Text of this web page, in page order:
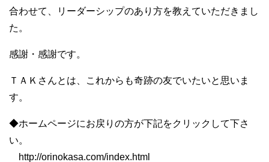
合わせて、リーダーシップのあり方を教えていただきまし
た。
感謝・感謝です。
ＴＡＫさんとは、これからも奇跡の友でいたいと思いま
す。
◆ホームページにお戻りの方が下記をクリックして下さ
い。
http://orinokasa.com/index.html